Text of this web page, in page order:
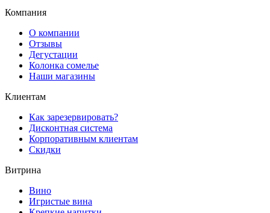
Компания
О компании
Отзывы
Дегустации
Колонка сомелье
Наши магазины
Клиентам
Как зарезервировать?
Дисконтная система
Корпоративным клиентам
Скидки
Витрина
Вино
Игристые вина